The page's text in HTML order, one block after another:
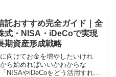
託おすすめ完全ガイド｜全
式・NISA・iDeCoで実現
期資産形成戦略
に向けてお金を増やしたいけれ
ら始めればいいかわからな
NISAやiDeCoをどう活用すれば